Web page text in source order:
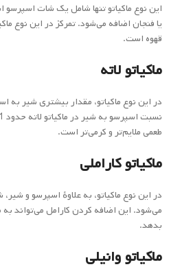
این نوع ماکیاتو تنها شامل یک شات
یا فنجان اضافه می‌شود. تمرکز در این نوع
قهوه است.
ماکیاتو لاته
در این نوع ماکیاتو، مقدار بیشتری شیر
طعمی ملایم‌تر و کرمی‌تر است.
ماکیاتو کاراملی
در این نوع ماکیاتو، به علاوهٔ اسپرسو و
می‌شود. این اضافه کردن کارامل می‌تواند
بدهد.
ماکیاتو وانیلی